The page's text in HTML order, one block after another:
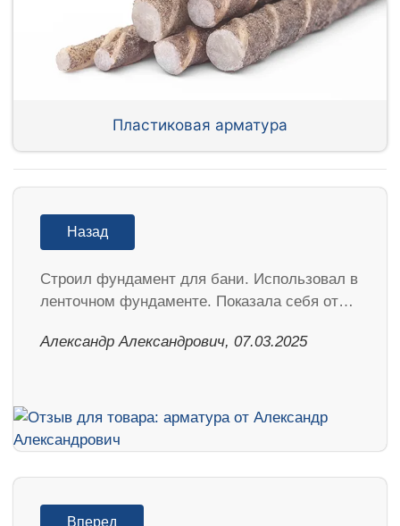
Пластиковая арматура
Назад
Строил фундамент для бани. Использовал в
ленточном фундаменте. Показала себя от…
Александр Александрович, 07.03.2025
Вперед